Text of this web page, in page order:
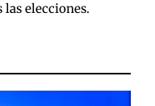
las elecciones.